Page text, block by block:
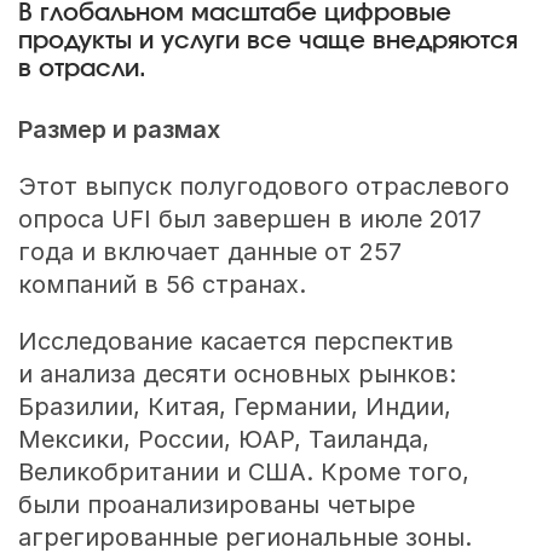
В глобальном масштабе цифровые
продукты и услуги все чаще внедряются
в отрасли.
Размер и размах
Этот выпуск полугодового отраслевого
опроса UFI был завершен в июле 2017
года и включает данные от 257
компаний в 56 странах.
Исследование касается перспектив
и анализа десяти основных рынков:
Бразилии, Китая, Германии, Индии,
Мексики, России, ЮАР, Таиланда,
Великобритании и США. Кроме того,
были проанализированы четыре
агрегированные региональные зоны.